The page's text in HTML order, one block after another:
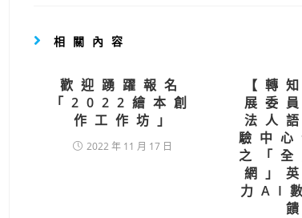
相關內容
歡迎踴躍報名
「2022繪本創
作工作坊｣
2022 年 11 月 17 日
【轉
展委
法人
驗中
之「
網」
力AI